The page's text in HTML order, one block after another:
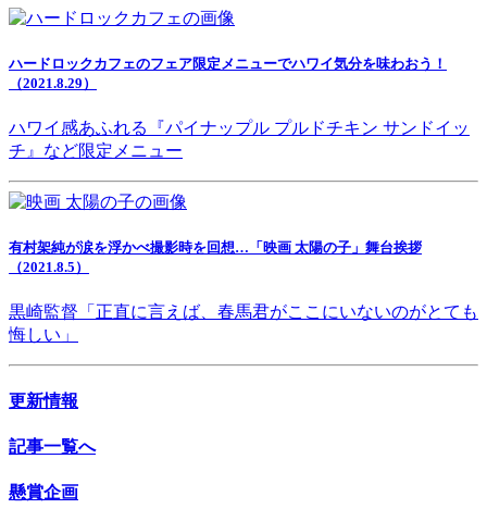
ハードロックカフェのフェア限定メニューでハワイ気分を味わおう！
（2021.8.29）
ハワイ感あふれる『パイナップル プルドチキン サンドイッ
チ』など限定メニュー
有村架純が涙を浮かべ撮影時を回想…「映画 太陽の子」舞台挨拶
（2021.8.5）
黒崎監督「正直に言えば、春馬君がここにいないのがとても
悔しい」
更新情報
記事一覧へ
懸賞企画